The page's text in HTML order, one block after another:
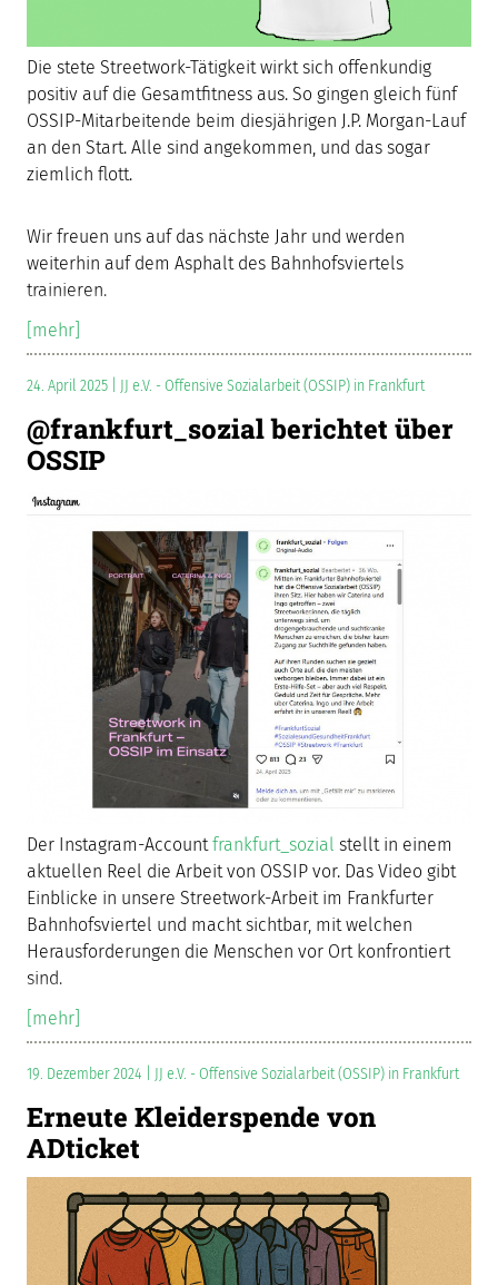
Die stete Streetwork-Tätigkeit wirkt sich offenkundig
positiv auf die Gesamtfitness aus. So gingen gleich fünf
OSSIP-Mitarbeitende beim diesjährigen J.P. Morgan-Lauf
an den Start. Alle sind angekommen, und das sogar
ziemlich flott.
Wir freuen uns auf das nächste Jahr und werden
weiterhin auf dem Asphalt des Bahnhofsviertels
trainieren.
[mehr]
24. April 2025 | JJ e.V. - Offensive Sozialarbeit (OSSIP) in Frankfurt
@frankfurt_sozial berichtet über
OSSIP
Der Instagram-Accountfrankfurt_sozial stellt in einem
aktuellen Reel die Arbeit von OSSIP vor. Das Video gibt
Einblicke in unsere Streetwork-Arbeit im Frankfurter
Bahnhofsviertel und macht sichtbar, mit welchen
Herausforderungen die Menschen vor Ort konfrontiert
sind.
[mehr]
19. Dezember 2024 | JJ e.V. - Offensive Sozialarbeit (OSSIP) in Frankfurt
Erneute Kleiderspende von
ADticket